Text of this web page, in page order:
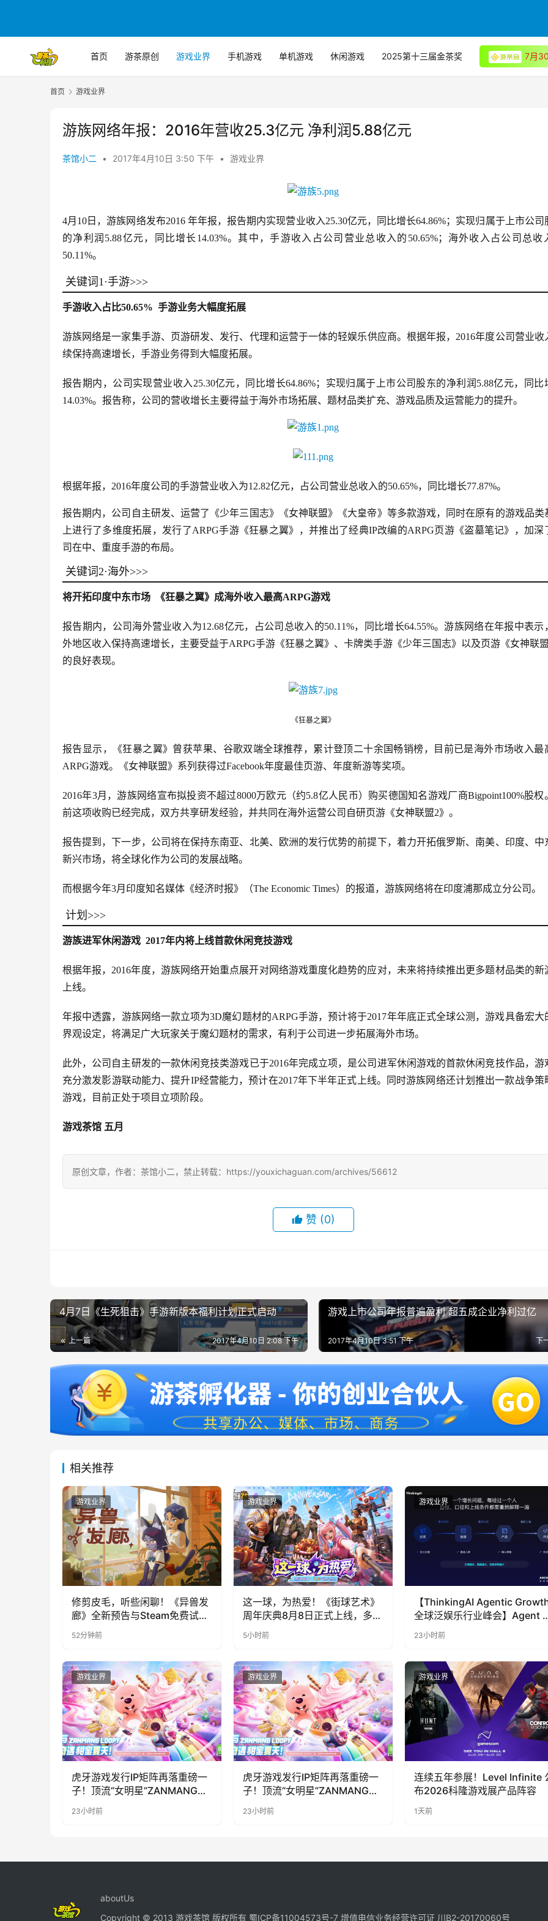
首页 游茶原创 游戏业界 手机游戏 单机游戏 休闲游戏 2025第十三届金茶奖 7月
首页 游戏业界
游族网络年报：2016年营收25.3亿元 净利润5.88亿元
茶馆小二 • 2017年4月10日 3:50 下午 • 游戏业界
4月10日，游族网络发布2016 年年报，报告期内实现营业收入25.30亿元，同比增长64.86%；实现归属于上市公司
的净利润5.88亿元，同比增长14.03%。其中，手游收入占公司营业总收入的50.65%；海外收入占公司总收
50.11%。
关键词1·手游>>>
手游收入占比50.65% 手游业务大幅度拓展
游族网络是一家集手游、页游研发、发行、代理和运营于一体的轻娱乐供应商。根据年报，2016年度公司营业收
续保持高速增长，手游业务得到大幅度拓展。
报告期内，公司实现营业收入25.30亿元，同比增长64.86%；实现归属于上市公司股东的净利润5.88亿元，同比
14.03%。报告称，公司的营收增长主要得益于海外市场拓展、题材品类扩充、游戏品质及运营能力的提升。
根据年报， 2016年度公司的手游营业收入为12.82亿元，占公司营业总收入的50.65%，同比增长77.87%。
报告期内，公司自主研发、运营了《少年三国志》《女神联盟》《大皇帝》等多款游戏，同时在原有的游戏品类
上进行了多维度拓展，发行了ARPG手游《狂暴之翼》，并推出了经典IP改编的ARPG页游《盗墓笔记》，加深
司在中、重度手游的布局。
关键词2·海外>>>
将开拓印度中东市场 《狂暴之翼》成海外收入最高ARPG游戏
报告期内，公司海外营业收入为12.68亿元，占公司总收入的50.11%，同比增长64.55%。游族网络在年报中表示
外地区收入保持高速增长，主要受益于ARPG手游《狂暴之翼》、卡牌类手游《少年三国志》以及页游《女神联
的良好表现。
《狂暴之翼》
报告显示，《狂暴之翼》曾获苹果、谷歌双端全球推荐，累计登顶二十余国畅销榜，目前已是海外市场收入最
ARPG游戏。《女神联盟》系列获得过Facebook年度最佳页游、年度新游等奖项。
2016年3月，游族网络宣布拟投资不超过8000万欧元（约5.8亿人民币）购买德国知名游戏厂商Bigpoint100%股权
前这项收购已经完成，双方共享研发经验，并共同在海外运营公司自研页游《女神联盟2》。
报告提到，下一步，公司将在保持东南亚、北美、欧洲的发行优势的前提下，着力开拓俄罗斯、南美、印度、中
新兴市场，将全球化作为公司的发展战略。
而根据今年3月印度知名媒体《经济时报》（The Economic Times）的报道，游族网络将在印度浦那成立分公司。
计划>>>
游族进军休闲游戏 2017年内将上线首款休闲竞技游戏
根据年报，2016年度，游族网络开始重点展开对网络游戏重度化趋势的应对，未来将持续推出更多题材品类的新
上线。
年报中透露，游族网络一款立项为3D魔幻题材的ARPG手游，预计将于2017年年底正式全球公测，游戏具备宏大
界观设定，将满足广大玩家关于魔幻题材的需求，有利于公司进一步拓展海外市场。
此外，公司自主研发的一款休闲竞技类游戏已于2016年完成立项，是公司进军休闲游戏的首款休闲竞技作品，游
充分激发影游联动能力、提升IP经营能力，预计在2017年下半年正式上线。同时游族网络还计划推出一款战争策
游戏，目前正处于项目立项阶段。
游戏茶馆 五月
原创文章，作者：茶馆小二，禁止转载：https://youxichaguan.com/archives/56612
赞 (0)
4月7日《生死狙击》手游新版本福利计划正式启动
上一篇 2017年4月10日 2:08 下午
游戏上市公司年报普遍盈利 超五成企业净利过亿
下
2017年4月10日 3:51 下午
相关推荐
游戏业界
修剪皮毛，听些闲聊！《异兽发
廊》全新预告与Steam免费试玩
公开
52分钟前
游戏业界
这一球，为热爱！《街球艺术》
周年庆典8月8日正式上线，多重
福利与全新内容同步开启
5小时前
游戏业界
【ThinkingAI Agentic
全球泛娱乐行业峰会】Agent
代，人到底负责什么
23小时前
游戏业界
虎牙游戏发行IP矩阵再落重磅一
子！顶流“女明星”ZANMANG
奇遇》惊喜曝光
23小时前
游戏业界
虎牙游戏发行IP矩阵再落重磅一
子！顶流“女明星”ZANMANG
奇遇》惊喜曝光
23小时前
游戏业界
连续五年参展！Level Infinite
布2026科隆游戏展产品阵容
1天前
aboutUs
Copyright © 2013 游戏茶馆 版权所有 蜀ICP备11004573号-7 增值电信业务经营许可证 川B2-20170060号